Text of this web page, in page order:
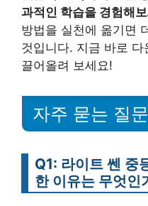
과적인 학습을 경험해
방법을 실천에 옮기면
것입니다. 지금 바로
끌어올려 보세요!
자주 묻는 질
Q1: 라이트 쎈 중
한 이유는 무엇인